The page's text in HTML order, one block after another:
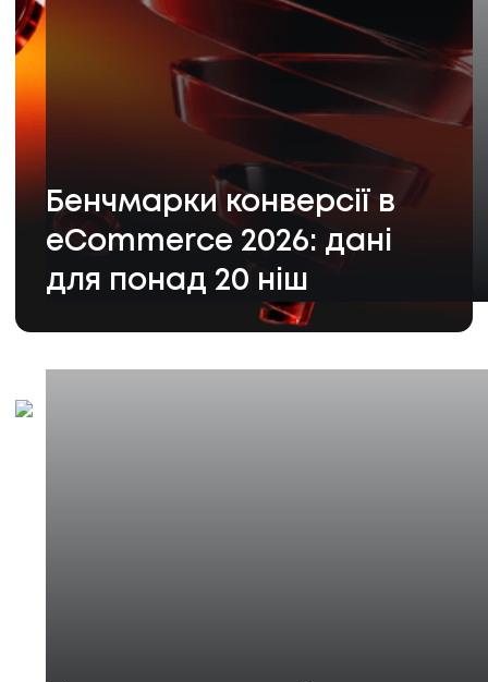
Бенчмарки конверсії в
eCommerce 2026: дані
для понад 20 ніш